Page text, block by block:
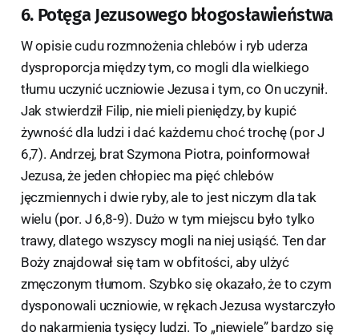
6. Potęga Jezusowego błogosławieństwa
W opisie cudu rozmnożenia chlebów i ryb uderza
dysproporcja między tym, co mogli dla wielkiego
tłumu uczynić uczniowie Jezusa i tym, co On uczynił.
Jak stwierdził Filip, nie mieli pieniędzy, by kupić
żywność dla ludzi i dać każdemu choć trochę (por J
6,7). Andrzej, brat Szymona Piotra, poinformował
Jezusa, że jeden chłopiec ma pięć chlebów
jęczmiennych i dwie ryby, ale to jest niczym dla tak
wielu (por. J 6,8-9). Dużo w tym miejscu było tylko
trawy, dlatego wszyscy mogli na niej usiąść. Ten dar
Boży znajdował się tam w obfitości, aby ulżyć
zmęczonym tłumom. Szybko się okazało, że to czym
dysponowali uczniowie, w rękach Jezusa wystarczyło
do nakarmienia tysięcy ludzi. To „niewiele” bardzo się